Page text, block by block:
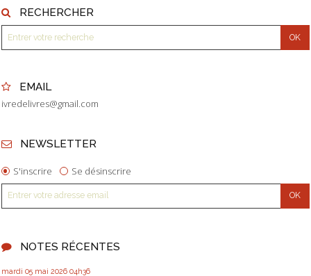
RECHERCHER
EMAIL
ivredelivres@gmail.com
NEWSLETTER
S'inscrire Se désinscrire
NOTES RÉCENTES
mardi 05 mai 2026 04h36